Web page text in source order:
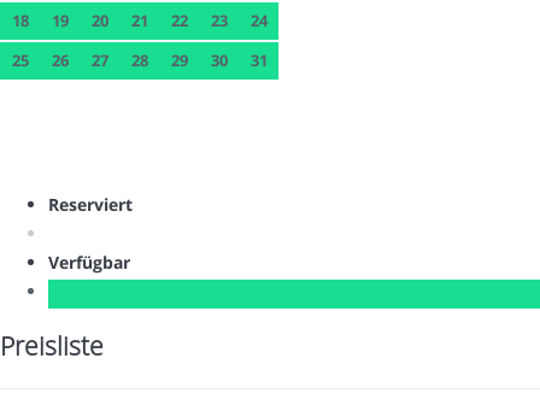
18
19 20 21 22 23
24
25
26 27 28 29 30 31
Reserviert
Verfügbar
Preisliste